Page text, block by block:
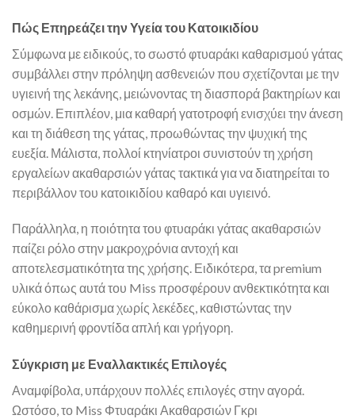
Πώς Επηρεάζει την Υγεία του Κατοικιδίου
Σύμφωνα με ειδικούς, το σωστό φτυαράκι καθαρισμού γάτας
συμβάλλει στην πρόληψη ασθενειών που σχετίζονται με την
υγιεινή της λεκάνης, μειώνοντας τη διασπορά βακτηρίων και
οσμών. Επιπλέον, μια καθαρή γατοτροφή ενισχύει την άνεση
και τη διάθεση της γάτας, προωθώντας την ψυχική της
ευεξία. Μάλιστα, πολλοί κτηνίατροι συνιστούν τη χρήση
εργαλείων ακαθαρσιών γάτας τακτικά για να διατηρείται το
περιβάλλον του κατοικιδίου καθαρό και υγιεινό.
Παράλληλα, η ποιότητα του φτυαράκι γάτας ακαθαρσιών
παίζει ρόλο στην μακροχρόνια αντοχή και
αποτελεσματικότητα της χρήσης. Ειδικότερα, τα premium
υλικά όπως αυτά του Miss προσφέρουν ανθεκτικότητα και
εύκολο καθάρισμα χωρίς λεκέδες, καθιστώντας την
καθημερινή φροντίδα απλή και γρήγορη.
Σύγκριση με Εναλλακτικές Επιλογές
Αναμφίβολα, υπάρχουν πολλές επιλογές στην αγορά.
Ωστόσο, το Miss Φτυαράκι Ακαθαρσιών Γκρι